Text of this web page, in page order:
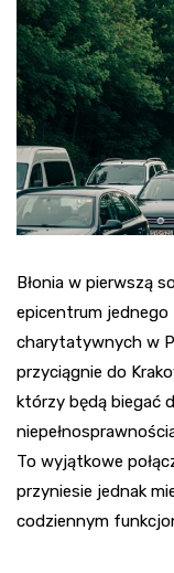
Błonia w pierwszą
epicentrum jednego
charytatywnych w
przyciągnie do
którzy będą biegać
To wyjątkowe
przyniesie jednak
codziennym